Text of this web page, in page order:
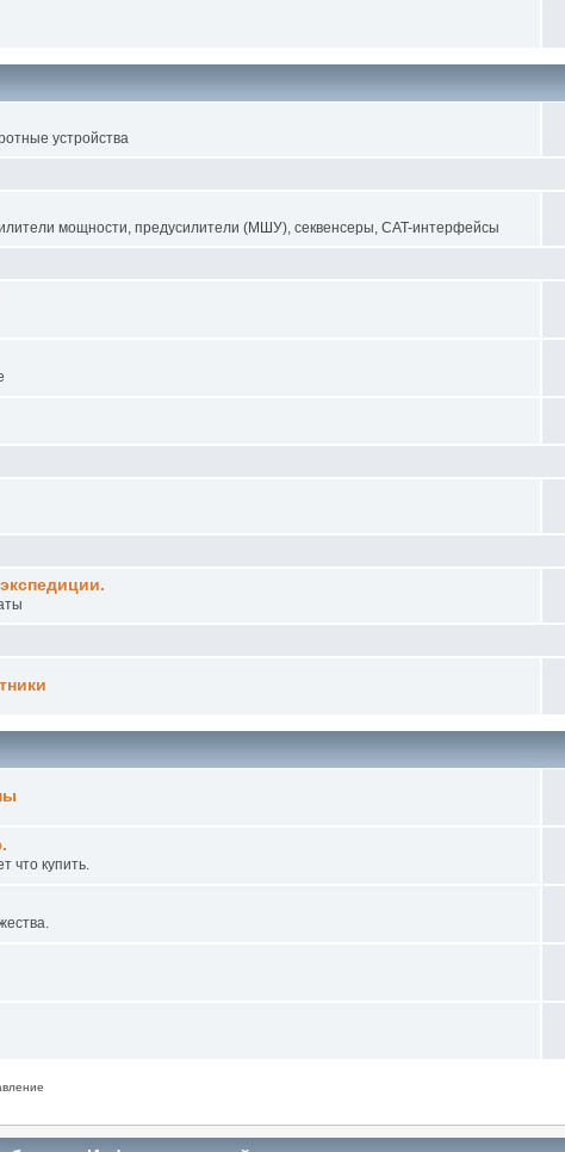
устройства
мощности, предусилители (МШУ), секвенсеры, CAT-интерфейсы
что купить.